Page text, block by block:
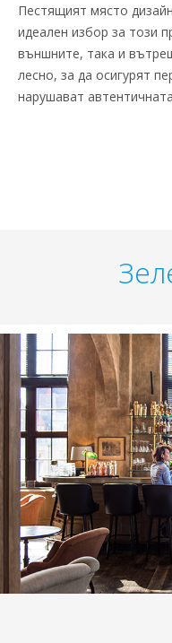
Пестящият място
идеален избор за този
външните, така и
лесно, за да осигурят
нарушават